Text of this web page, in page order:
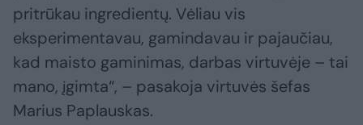
pritrūkau ingredientų. Vėliau vis
eksperimentavau, gamindavau ir pajaučiau,
kad maisto gaminimas, darbas virtuvėje – tai
mano, įgimta“, – pasakoja virtuvės šefas
Marius Paplauskas.